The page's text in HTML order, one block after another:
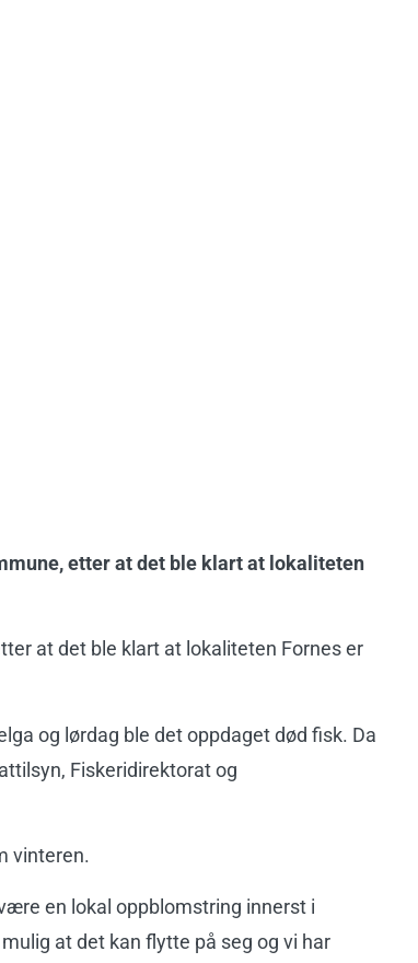
etter at det ble klart at lokaliteten
at det ble klart at lokaliteten Fornes er
og lørdag ble det oppdaget død fisk. Da
Fiskeridirektorat og
vinteren.
en lokal oppblomstring innerst i
at det kan flytte på seg og vi har